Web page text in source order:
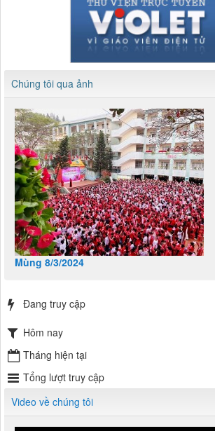
Chúng tôi qua ảnh
Mùng 8/3/2024
Đang truy cập
Hôm nay
Tháng hiện tại
Tổng lượt truy cập
Video về chúng tôi